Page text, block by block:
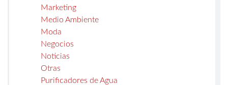
Marketing
Medio Ambiente
Moda
Negocios
Noticias
Otras
Purificadores de Agua